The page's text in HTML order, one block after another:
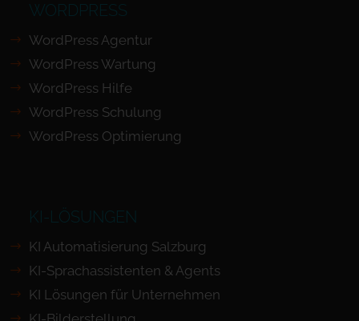
WORDPRESS
WordPress Agentur
WordPress Wartung
WordPress Hilfe
WordPress Schulung
WordPress Optimierung
KI-LÖSUNGEN
KI Automatisierung Salzburg
KI-Sprachassistenten & Agents
KI Lösungen für Unternehmen